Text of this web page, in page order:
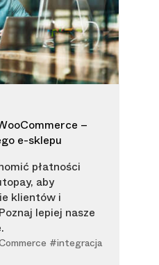
–
e-sklepu
płatności
aby
klientów i
lepiej nasze
#integracja